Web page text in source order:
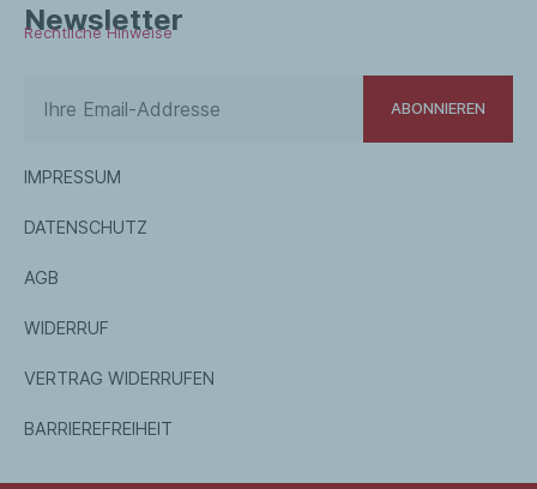
Newsletter
Rechtliche Hinweise
ABONNIEREN
IMPRESSUM
DATENSCHUTZ
AGB
WIDERRUF
VERTRAG WIDERRUFEN
BARRIEREFREIHEIT